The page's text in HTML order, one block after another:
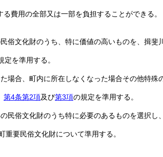
費用の全部又は一部を負担することができる。
俗文化財のうち、特に価値の高いものを、揖斐
定を準用する。
場合、町内に所在しなくなった場合その他特
第4条第2項及び第3項の規定を準用する。
民俗文化財のうち特に必要のあるものを選択し
重要民俗文化財について準用する。